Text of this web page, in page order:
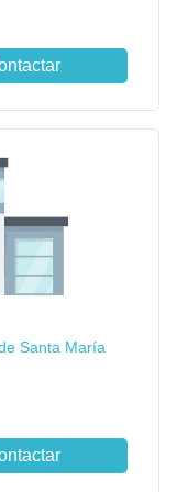
Santa María